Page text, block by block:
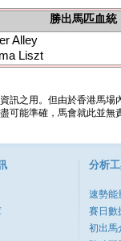
勝出馬匹血統
Alley
Liszt
訊之用。但由於香港馬
可能準確，馬會就此並
分析
速勢能
賽日數
初出馬